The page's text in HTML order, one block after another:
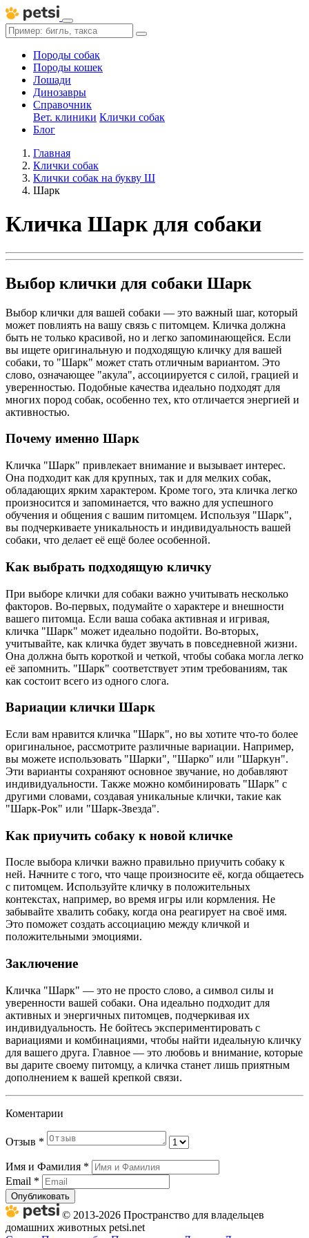
Породы собак
Породы кошек
Лошади
Динозавры
Справочник
Вет. клиники Клички собак
Блог
Главная
Клички собак
Клички собак на букву Ш
Шарк
Кличка Шарк для собаки
Выбор клички для собаки Шарк
Выбор клички для вашей собаки — это важный шаг, который
может повлиять на вашу связь с питомцем. Кличка должна
быть не только красивой, но и легко запоминающейся. Если
вы ищете оригинальную и подходящую кличку для вашей
собаки, то "Шарк" может стать отличным вариантом. Это
слово, означающее "акула", ассоциируется с силой, грацией и
уверенностью. Подобные качества идеально подходят для
многих пород собак, особенно тех, кто отличается энергией и
активностью.
Почему именно Шарк
Кличка "Шарк" привлекает внимание и вызывает интерес.
Она подходит как для крупных, так и для мелких собак,
обладающих ярким характером. Кроме того, эта кличка легко
произносится и запоминается, что важно для успешного
обучения и общения с вашим питомцем. Используя "Шарк",
вы подчеркиваете уникальность и индивидуальность вашей
собаки, что делает её ещё более особенной.
Как выбрать подходящую кличку
При выборе клички для собаки важно учитывать несколько
факторов. Во-первых, подумайте о характере и внешности
вашего питомца. Если ваша собака активная и игривая,
кличка "Шарк" может идеально подойти. Во-вторых,
учитывайте, как кличка будет звучать в повседневной жизни.
Она должна быть короткой и четкой, чтобы собака могла легко
её запомнить. "Шарк" соответствует этим требованиям, так
как состоит всего из одного слога.
Вариации клички Шарк
Если вам нравится кличка "Шарк", но вы хотите что-то более
оригинальное, рассмотрите различные вариации. Например,
вы можете использовать "Шарки", "Шарко" или "Шаркун".
Эти варианты сохраняют основное звучание, но добавляют
индивидуальности. Также можно комбинировать "Шарк" с
другими словами, создавая уникальные клички, такие как
"Шарк-Рок" или "Шарк-Звезда".
Как приучить собаку к новой кличке
После выбора клички важно правильно приучить собаку к
ней. Начните с того, что чаще произносите её, когда общаетесь
с питомцем. Используйте кличку в положительных
контекстах, например, во время игры или кормления. Не
забывайте хвалить собаку, когда она реагирует на своё имя.
Это поможет создать ассоциацию между кличкой и
положительными эмоциями.
Заключение
Кличка "Шарк" — это не просто слово, а символ силы и
уверенности вашей собаки. Она идеально подходит для
активных и энергичных питомцев, подчеркивая их
индивидуальность. Не бойтесь экспериментировать с
вариациями и комбинациями, чтобы найти идеальную кличку
для вашего друга. Главное — это любовь и внимание, которые
вы дарите своему питомцу, а кличка станет лишь приятным
дополнением к вашей крепкой связи.
Коментарии
Отзыв *
Имя и Фамилия *
Email *
Опубликовать
© 2013-2026 Пространство для владельцев
домашних животных petsi.net